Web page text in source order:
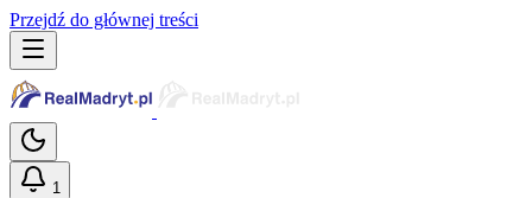
Przejdź do głównej treści
1